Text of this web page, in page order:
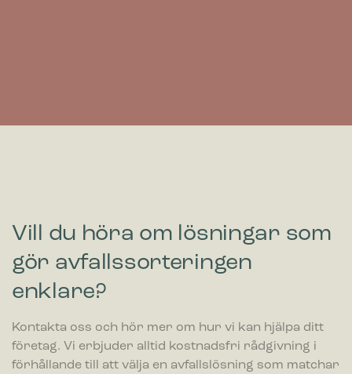
Vill du höra om lösningar som
gör avfallssorteringen
enklare?
Kontakta oss och hör mer om hur vi kan hjälpa ditt
företag. Vi erbjuder alltid kostnadsfri rådgivning i
förhållande till att välja en avfallslösning som matchar